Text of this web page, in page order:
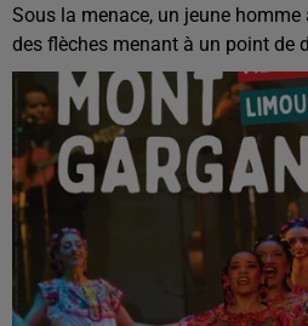
Sous la menace, un jeune
des flèches menant à un point de